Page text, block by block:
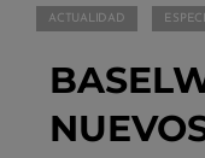
ACTUALIDAD